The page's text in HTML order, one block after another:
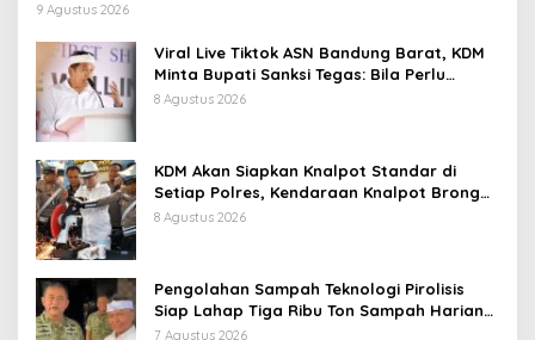
9 Agustus 2026
Viral Live Tiktok ASN Bandung Barat, KDM
Minta Bupati Sanksi Tegas: Bila Perlu
Pemberhentian
8 Agustus 2026
KDM Akan Siapkan Knalpot Standar di
Setiap Polres, Kendaraan Knalpot Brong
Tertangkap Langsung Ganti
8 Agustus 2026
Pengolahan Sampah Teknologi Pirolisis
Siap Lahap Tiga Ribu Ton Sampah Harian
Jawa Barat
7 Agustus 2026